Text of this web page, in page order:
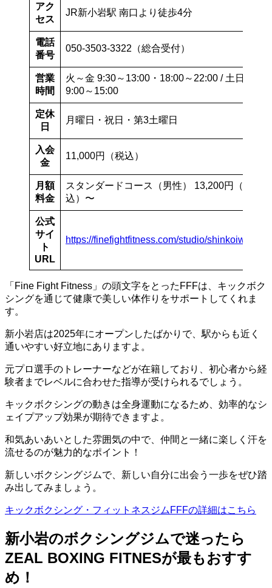
アク
セス
JR新小岩駅 南口より徒歩4分
電話
番号
050-3503-3322（総合受付）
営業
時間
火～金 9:30～13:00・18:00～22:00 / 土日
9:00～15:00
定休
日
月曜日・祝日・第3土曜日
入会
金
11,000円（税込）
月額
料金
スタンダードコース（男性） 13,200円（税
込）〜
公式
サイ
ト
URL
https://finefightfitness.com/studio/shinkoiwa/
「Fine Fight Fitness」の頭文字をとったFFFは、キックボク
シングを通じて健康で美しい体作りをサポートしてくれま
す。
新小岩店は2025年にオープンしたばかりで、駅からも近く
通いやすい好立地にありますよ。
元プロ選手のトレーナーなどが在籍しており、初心者から経
験者までレベルに合わせた指導が受けられるでしょう。
キックボクシングの動きは全身運動になるため、効率的なシ
ェイプアップ効果が期待できますよ。
和気あいあいとした雰囲気の中で、仲間と一緒に楽しく汗を
流せるのが魅力的なポイント！
新しいボクシングジムで、新しい自分に出会う一歩をぜひ踏
み出してみましょう。
キックボクシング・フィットネスジムFFFの詳細はこちら
新小岩のボクシングジムで迷ったら
ZEAL BOXING FITNESが最もおすす
め！